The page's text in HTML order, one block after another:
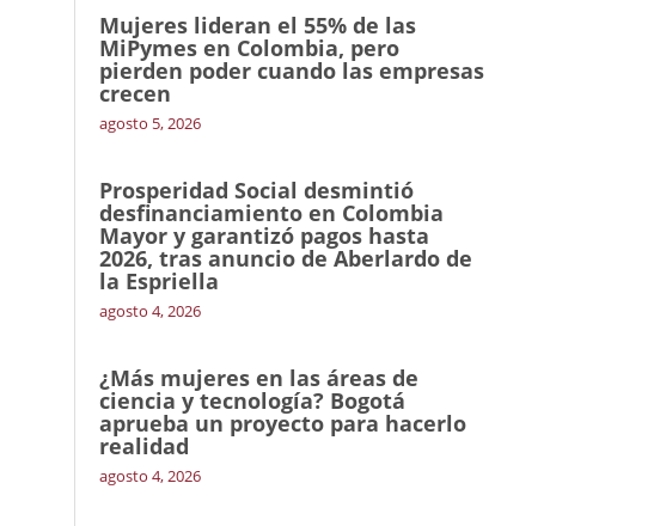
Mujeres lideran el 55% de las
MiPymes en Colombia, pero
pierden poder cuando las empresas
crecen
agosto 5, 2026
Prosperidad Social desmintió
desfinanciamiento en Colombia
Mayor y garantizó pagos hasta
2026, tras anuncio de Aberlardo de
la Espriella
agosto 4, 2026
¿Más mujeres en las áreas de
ciencia y tecnología? Bogotá
aprueba un proyecto para hacerlo
realidad
agosto 4, 2026